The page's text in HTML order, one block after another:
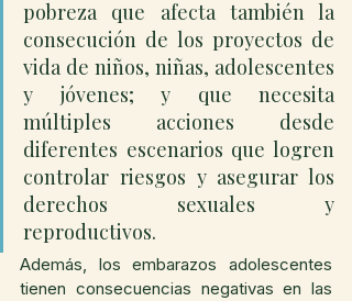
pobreza que afecta también la
consecución de los proyectos de
vida de niños, niñas, adolescentes
y jóvenes; y que necesita
múltiples acciones desde
diferentes escenarios que logren
controlar riesgos y asegurar los
derechos sexuales y
reproductivos.
Además, los embarazos adolescentes
tienen consecuencias negativas en las